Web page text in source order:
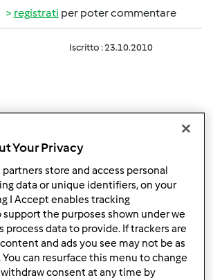
registrati per poter commentare
Iscritto : 23.10.2010
#3
questo forum hai già tante amiche a tua
In cima
Your Privacy
partners store and access personal
data or unique identifiers, on your
I Accept enables tracking
the purposes shown under we
process data to provide. If trackers are
and ads you see may not be as
can resurface this menu to change
consent at any time by